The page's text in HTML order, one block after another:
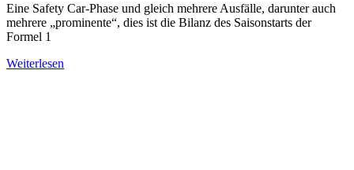
Eine Safety Car-Phase und gleich mehrere Ausfälle, darunter auch
mehrere „prominente“, dies ist die Bilanz des Saisonstarts der
Formel 1
Weiterlesen